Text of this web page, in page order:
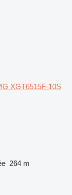
XGT6515F-10S
264 m